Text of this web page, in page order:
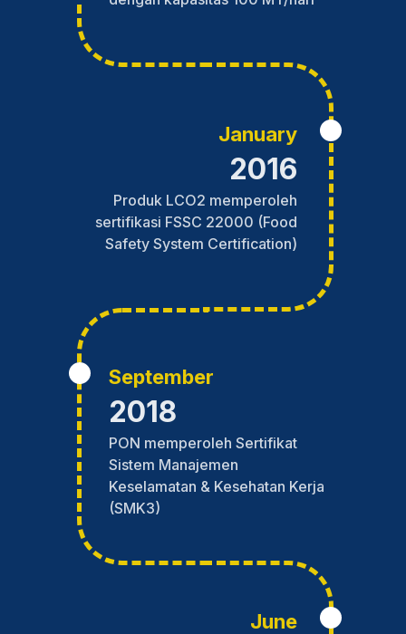
January
2016
Produk LCO2 memperoleh
sertifikasi FSSC 22000 (Food
Safety System Certification)
September
2018
PON memperoleh Sertifikat
Sistem Manajemen
Keselamatan & Kesehatan Kerja
(SMK3)
June